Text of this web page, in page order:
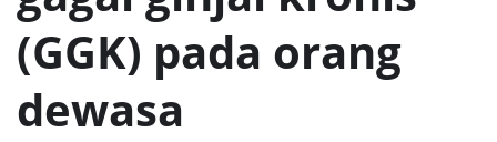
(GGK) pada orang
dewasa